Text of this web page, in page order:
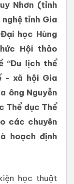
Nhơn (tỉnh
tỉnh Gia
học Hùng
Hội thảo
“Du lịch thể
- xã hội Gia
ông Nguyễn
Thể dục Thể
các chuyên
hoạch định
học thuật